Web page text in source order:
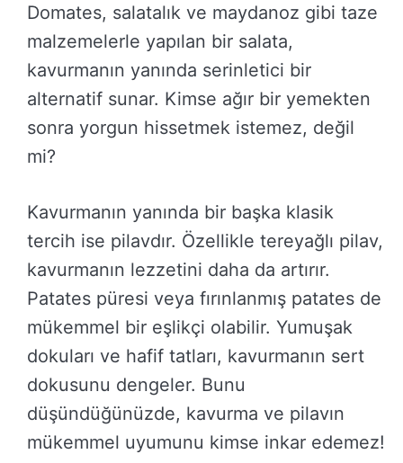
Domates, salatalık ve maydanoz gibi taze
malzemelerle yapılan bir salata,
kavurmanın yanında serinletici bir
alternatif sunar. Kimse ağır bir yemekten
sonra yorgun hissetmek istemez, değil
mi?
Kavurmanın yanında bir başka klasik
tercih ise pilavdır. Özellikle tereyağlı pilav,
kavurmanın lezzetini daha da artırır.
Patates püresi veya fırınlanmış patates de
mükemmel bir eşlikçi olabilir. Yumuşak
dokuları ve hafif tatları, kavurmanın sert
dokusunu dengeler. Bunu
düşündüğünüzde, kavurma ve pilavın
mükemmel uyumunu kimse inkar edemez!